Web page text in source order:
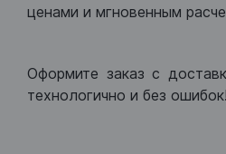
ценами и мгновенным
Оформите заказ с
технологично и без ошибок!